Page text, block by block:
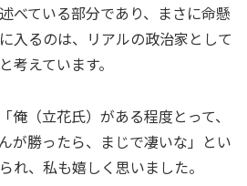
べている部分であり、まさに命懸
入るのは、リアルの政治家として
考えています。
俺（立花氏）がある程度とって、
が勝ったら、まじで凄いな」とい
れ、私も嬉しく思いました。